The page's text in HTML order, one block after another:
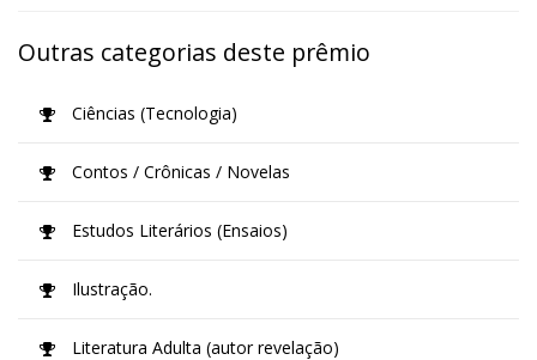
Outras categorias deste prêmio
Ciências (Tecnologia)
Contos / Crônicas / Novelas
Estudos Literários (Ensaios)
Ilustração.
Literatura Adulta (autor revelação)